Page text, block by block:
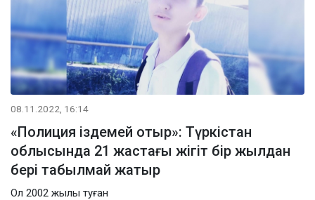
08.11.2022, 16:14
«Полиция іздемей отыр»: Түркістан
облысында 21 жастағы жігіт бір жылдан
бері табылмай жатыр
Ол 2002 жылы туған